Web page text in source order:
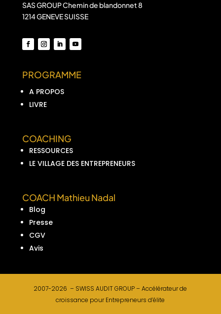
SAS GROUP Chemin de blandonnet 8
1214 GENEVE SUISSE
PROGRAMME
A PROPOS
LIVRE
COACHING
RESSOURCES
LE VILLAGE DES ENTREPRENEURS
COACH Mathieu Nadal
Blog
Presse
CGV
Avis
2007-2026 – SWISS AUDIT GROUP –Accélérateur de
croissance pour Entrepreneurs d’élite